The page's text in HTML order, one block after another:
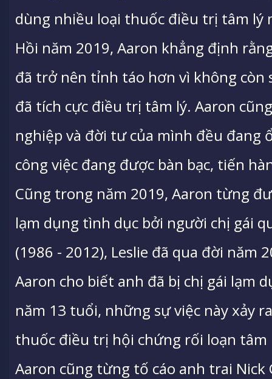
dùng nhiều loại thuốc điều trị tâm lý
Hồi năm 2019, Aaron khẳng định
đã trở nên tỉnh táo hơn vì không còn
đã tích cực điều trị tâm lý. Aaron
nghiệp và đời tư của mình đều đang
công việc đang được bàn bạc, tiến
Cũng trong năm 2019, Aaron từng
lạm dụng tình dục bởi người chị gái
(1986 - 2012), Leslie đã qua đời năm
Aaron cho biết anh đã bị chị gái lạm
năm 13 tuổi, những sự việc này xảy
thuốc điều trị hội chứng rối loạn tâm
Aaron cũng từng tố cáo anh trai Nick